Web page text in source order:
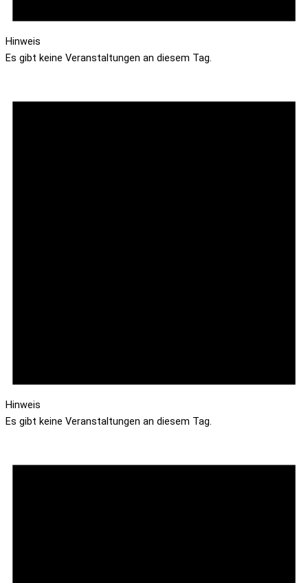
Hinweis
Es gibt keine Veranstaltungen an diesem Tag.
Hinweis
Es gibt keine Veranstaltungen an diesem Tag.